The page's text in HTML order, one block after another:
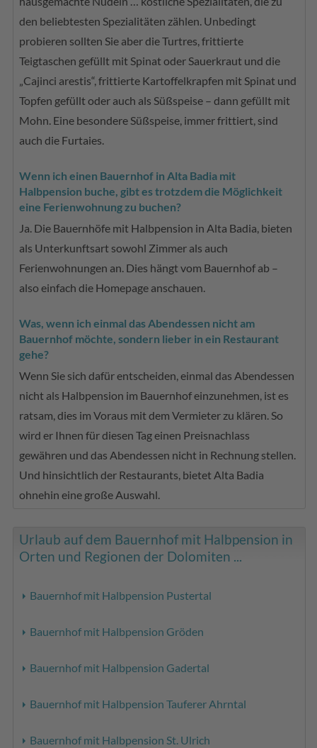
den beliebtesten Spezialitäten zählen. Unbedingt
probieren sollten Sie aber die Turtres, frittierte
Teigtaschen gefüllt mit Spinat oder Sauerkraut und die
„Cajinci arestis“, frittierte Kartoffelkrapfen mit Spinat und
Topfen gefüllt oder auch als Süßspeise – dann gefüllt mit
Mohn. Eine besondere Süßspeise, immer frittiert, sind
auch die Furtaies.
Wenn ich einen Bauernhof in Alta Badia mit
Halbpension buche, gibt es trotzdem die Möglichkeit
eine Ferienwohnung zu buchen?
Ja. Die Bauernhöfe mit Halbpension in Alta Badia, bieten
als Unterkunftsart sowohl Zimmer als auch
Ferienwohnungen an. Dies hängt vom Bauernhof ab –
also einfach die Homepage anschauen.
Was, wenn ich einmal das Abendessen nicht am
Bauernhof möchte, sondern lieber in ein Restaurant
gehe?
Wenn Sie sich dafür entscheiden, einmal das Abendessen
nicht als Halbpension im Bauernhof einzunehmen, ist es
ratsam, dies im Voraus mit dem Vermieter zu klären. So
wird er Ihnen für diesen Tag einen Preisnachlass
gewähren und das Abendessen nicht in Rechnung stellen.
Und hinsichtlich der Restaurants, bietet Alta Badia
ohnehin eine große Auswahl.
Urlaub auf dem Bauernhof mit Halbpension in
Orten und Regionen der Dolomiten ...
Bauernhof mit Halbpension Pustertal
Bauernhof mit Halbpension Gröden
Bauernhof mit Halbpension Gadertal
Bauernhof mit Halbpension Tauferer Ahrntal
Bauernhof mit Halbpension St. Ulrich